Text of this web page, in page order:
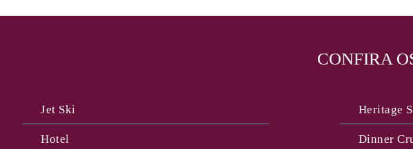
CONFIRA
Jet Ski Heritage
Hotel Dinner